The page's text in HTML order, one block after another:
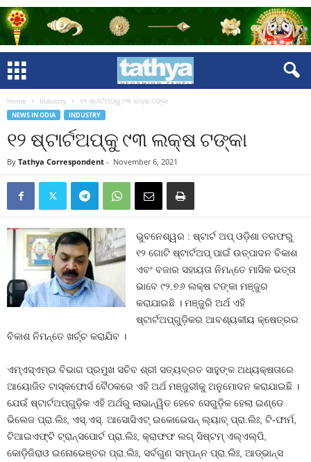
Home Industry ୧୨ ଷ୍ଟାର୍ଟଅପ୍‌କୁ ୯୩ ଲକ୍ଷ ଟଙ୍କା
NEWS IN ODIA INDUSTRY
୧୨ ଷ୍ଟାର୍ଟଅପ୍‌କୁ ୯୩ ଲକ୍ଷ ଟଙ୍କା
By Tathya Correspondent - November 6, 2021
ଭୁବନେଶ୍ୱର : ଷ୍ଟାର୍ଟ ଅପ୍‌ ଓଡ଼ିଶା ତରଫରୁ
୧୨ ଗୋଟି ଷ୍ଟାର୍ଟଅପ୍‌ ପାଇଁ ଉତ୍ପାଦନ ବିକାଶ
ଏବଂ ବଜାର ସହାୟତା ନିମନ୍ତେ ମାସିକ ଭତ୍ତା
ଭାବେ ୯୨.୭୬ ଲକ୍ଷ ଟଙ୍କା ମଞ୍ଜୁର
କରାଯାଇଛି । ମଞ୍ଜୁରି ଅର୍ଥ ଏହି
ଷ୍ଟାର୍ଟଅପ୍‌ଗୁଡ଼ିକର ଆବଶ୍ୟକୀୟ କ୍ଷେତ୍ରର
ବିକାଶ ନିମନ୍ତେ ଖର୍ଚ୍ଚ କରାଯିବ ।
ଏମ୍‌ଏସ୍‌ଏମ୍‌ଇ ବିଭାଗ ପ୍ରମୁଖ ସଚିବ ଶ୍ରୀ ସତ୍ୟବ୍ରତ ସାହୁଙ୍କ ଅଧ୍ୟକ୍ଷତାରେ
ଆୟୋଜିତ ଟାସ୍କଫୋର୍ସ ବୈଠକରେ ଏହି ଅର୍ଥ ମଞ୍ଜୁରୀକୁ ଅନୁମୋଦନ କରାଯାଇଛି ।
ଯେଉଁ ଷ୍ଟାର୍ଟଅପ୍‌ଗୁଡ଼ିକ ଏହି ଅର୍ଥରୁ ଲାଭାନ୍ୱିତ ହେବେ ସେଗୁଡ଼ିକ ହେଲା ଇଣ୍ଡେ
ଭିଲେଜ ପ୍ରା.ଲିଃ, ଏସ୍‌.ଏସ୍‌. ଆସୋସିଏଟ୍‌ ଇକୋଭେସନ୍‌ ଲ୍ୟାବ୍‌ ପ୍ରା.ଲିଃ, ଟି-ଫାର୍ମ,
ଟିଆଇଏଫ୍‌ଟି ଟ୍ରାନ୍‌ସପୋର୍ଟ ପ୍ରା.ଲିଃ, କ୍ରାଫଫ ଲଗ୍‌ ସିଷ୍ଟମ୍‌ ଏଲ୍‌ଏଲ୍‌ପି,
କୋଡ଼ିଜିରାଓ ଇନୋଭେଞ୍ଚର ପ୍ରା.ଲିଃ, ସର୍ବଗୁଣ ସମ୍ପନ୍ନ ପ୍ରା.ଲିଃ, ଆଡ୍‌ଭାନ୍‌ସ